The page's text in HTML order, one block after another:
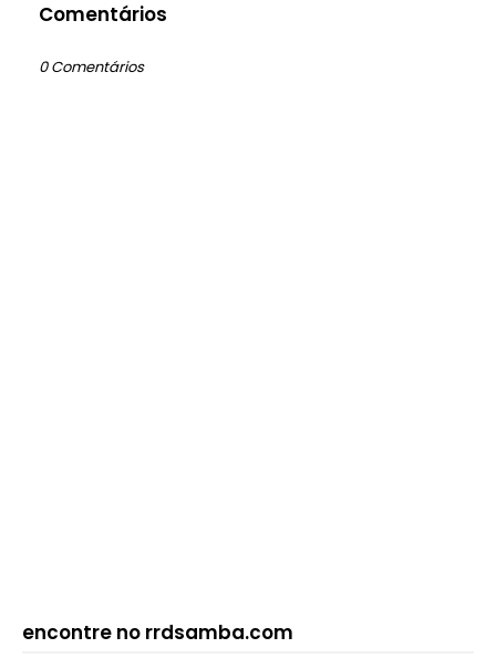
Comentários
0 Comentários
encontre no rrdsamba.com